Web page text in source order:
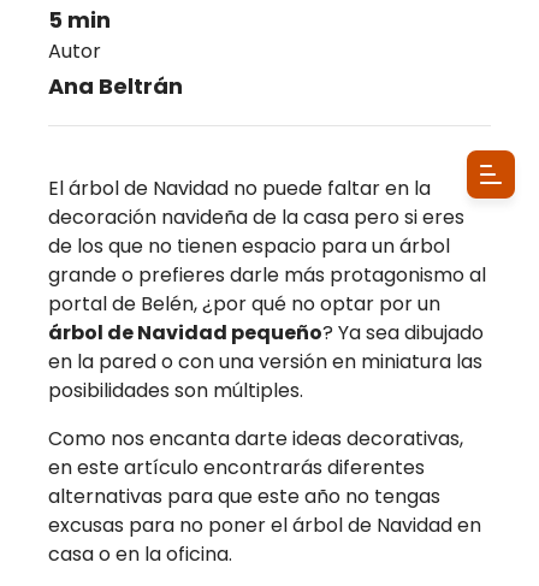
5 min
Autor
Ana Beltrán
El árbol de Navidad no puede faltar en la
decoración navideña de la casa pero si eres
de los que no tienen espacio para un árbol
grande o prefieres darle más protagonismo al
portal de Belén, ¿por qué no optar por un
árbol de Navidad pequeño? Ya sea dibujado
en la pared o con una versión en miniatura las
posibilidades son múltiples.
Como nos encanta darte ideas decorativas,
en este artículo encontrarás diferentes
alternativas para que este año no tengas
excusas para no poner el árbol de Navidad en
casa o en la oficina.